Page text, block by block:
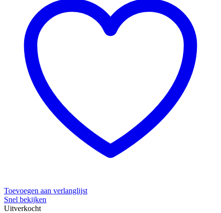
Toevoegen aan verlanglijst
Snel bekijken
Uitverkocht